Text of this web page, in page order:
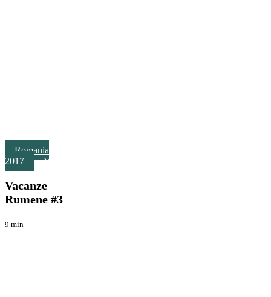
Vacanze
Rumene
#3
Romania
2017
Viaggi
Vacanze
Rumene #3
9 min